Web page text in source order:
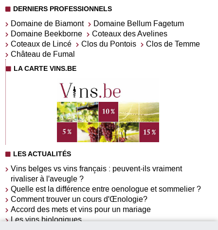
DERNIERS PROFESSIONNELS
Domaine de Biamont
Domaine Bellum Fagetum
Domaine Beekborne
Coteaux des Avelines
Coteaux de Lincé
Clos du Pontois
Clos de Temme
Château de Fumal
LA CARTE VINS.BE
LES ACTUALITÉS
Vins belges vs vins français : peuvent-ils vraiment
rivaliser à l'aveugle ?
Quelle est la différence entre oenologue et sommelier ?
Comment trouver un cours d'Œnologie?
Accord des mets et vins pour un mariage
Les vins biologiques